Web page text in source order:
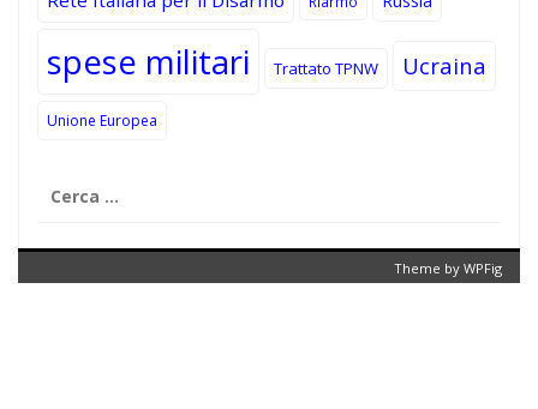
spese militari Trattato TPNW Ucraina
Unione Europea
per:
Theme by WPFig